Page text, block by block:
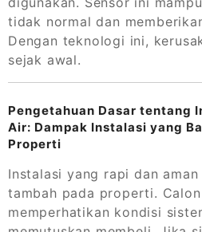
tidak normal dan
Dengan teknologi ini,
sejak awal.
Pengetahuan Dasar tentang
Air: Dampak Instalasi yang
Properti
Instalasi yang rapi dan
tambah pada properti.
memperhatikan kondisi